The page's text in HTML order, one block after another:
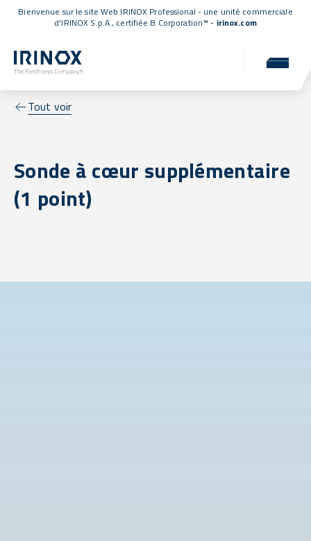
Bienvenue sur le site Web IRINOX Professional - une unité commerciale
d'IRINOX S.p.A., certifiée B Corporation™ - irinox.com
Tout voir
Sonde à cœur supplémentaire
(1 point)